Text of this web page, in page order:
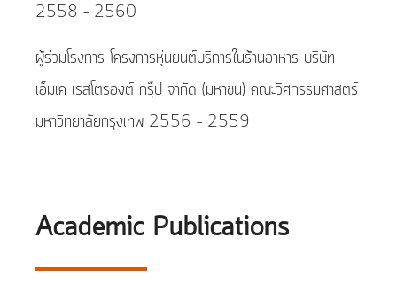
2558 – 2560
ผู้ร่วมโรงการ โครงการหุ่นยนต์บริการในร้านอาหาร บริษัท
เอ็มเค เรสโตรองต์ กรุ๊ป จากัด (มหาชน) คณะวิศกรรมศาสตร์
มหาวิทยาลัยกรุงเทพ 2556 – 2559
Academic Publications